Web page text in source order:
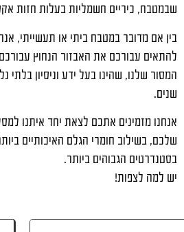
שבמטבח, כיריים חשמליות בעלות חזות
בין אם מדובר במטבח ביתי או תעשייתי,
להתאים עבורכם את האבזור הנחוץ עבורכם
המסור שלנו, שהינו בעל ידע וניסיון
שנים.
אנחנו מזמינים אתכם לצאת יחד איתנו
שלכם, בשילוב חומרי הגלם האיכותיים
בסטנדרטים הגבוהים ביותר.
יש למה לצפות!